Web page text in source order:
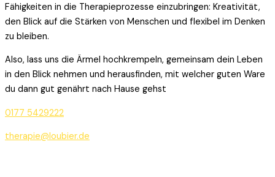
Fähigkeiten in die Therapieprozesse einzubringen: Kreativität,
den Blick auf die Stärken von Menschen und flexibel im Denken
zu bleiben.
Also, lass uns die Ärmel hochkrempeln, gemeinsam dein Leben
in den Blick nehmen und herausfinden, mit welcher guten Ware
du dann gut genährt nach Hause gehst
0177 5429222
therapie@loubier.de